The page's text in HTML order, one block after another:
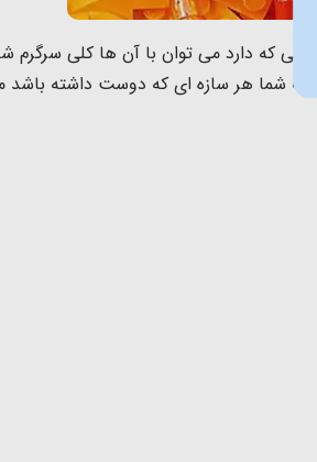
شکل های مختلفی که دارد می توان با آن ها کلی
شما هر سازه ای که دوست داشته باشد